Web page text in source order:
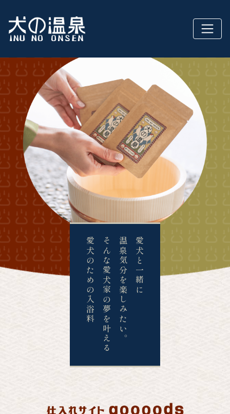
愛犬と一緒に
温泉気分を楽しみたい。
そんな愛犬家の夢を叶える
愛犬のための入浴料